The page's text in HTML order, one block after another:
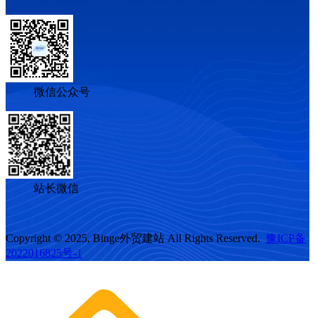
微信公众号
站长微信
Copyright © 2025, Binge外贸建站 All Rights Reserved. 豫ICP备
2022016825号-1